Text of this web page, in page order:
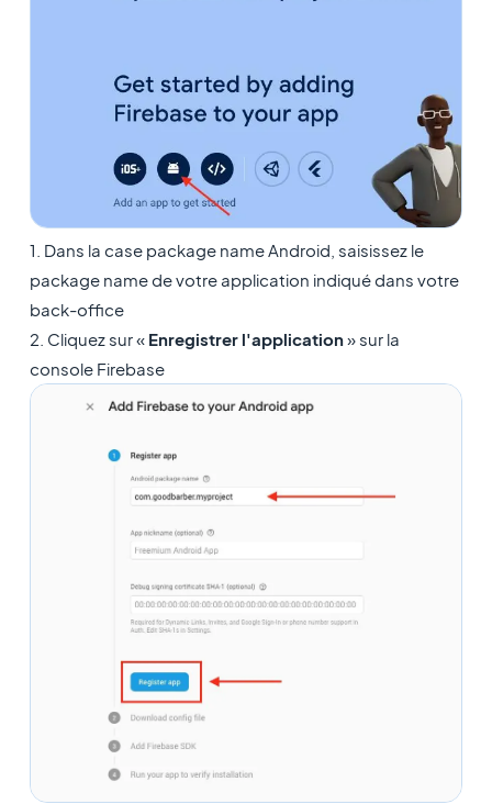
1. Dans la case package name Android, saisissez le
package name de votre application indiqué dans votre
back-office
2. Cliquez sur « Enregistrer l'application» sur la
console Firebase